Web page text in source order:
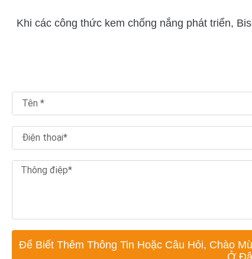
Khi các công thức kem chống nắng phát triển,
Để Biết Thêm Thông Tin Hoặc Câu Hỏi, Chào